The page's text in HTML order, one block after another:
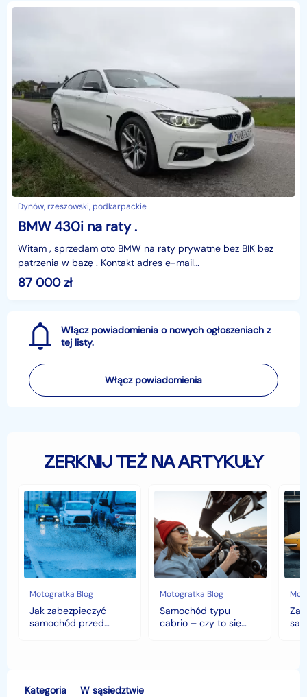
Dynów, rzeszowski, podkarpackie
BMW 430i na raty .
Witam , sprzedam oto BMW na raty prywatne bez BIK bez
patrzenia w bazę . Kontakt adres e-mail
szlempik03@interia.eu
87 000zł
Włącz powiadomienia o nowych ogłoszeniach z
tej listy.
Włącz powiadomienia
ZERKNIJ TEŻ NA ARTYKUŁY
Jak
zabezpieczyć
samochód
przed
jesiennymi
chłodami
i
deszczem?
Motogratka Blog
Jak zabezpieczyć
samochód przed
Samochód
cabrio
–
czy
to
się
opłaca
w
polskim
klimacie?
Motogratka Blog
Samochód typu
cabrio – czy to się
czyli
Kategoria W sąsiedztwie